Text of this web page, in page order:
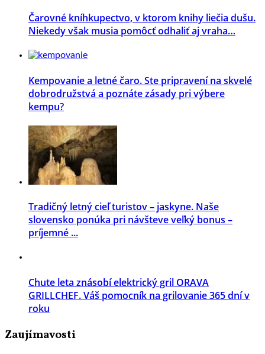
Čarovné kníhkupectvo, v ktorom knihy liečia dušu.
Niekedy však musia pomôcť odhaliť aj vraha…
Kempovanie a letné čaro. Ste pripravení na skvelé
dobrodružstvá a poznáte zásady pri výbere
kempu?
Tradičný letný cieľ turistov – jaskyne. Naše
slovensko ponúka pri návšteve veľký bonus –
príjemné ...
Chute leta znásobí elektrický gril ORAVA
GRILLCHEF. Váš pomocník na grilovanie 365 dní v
roku
Zaujímavosti